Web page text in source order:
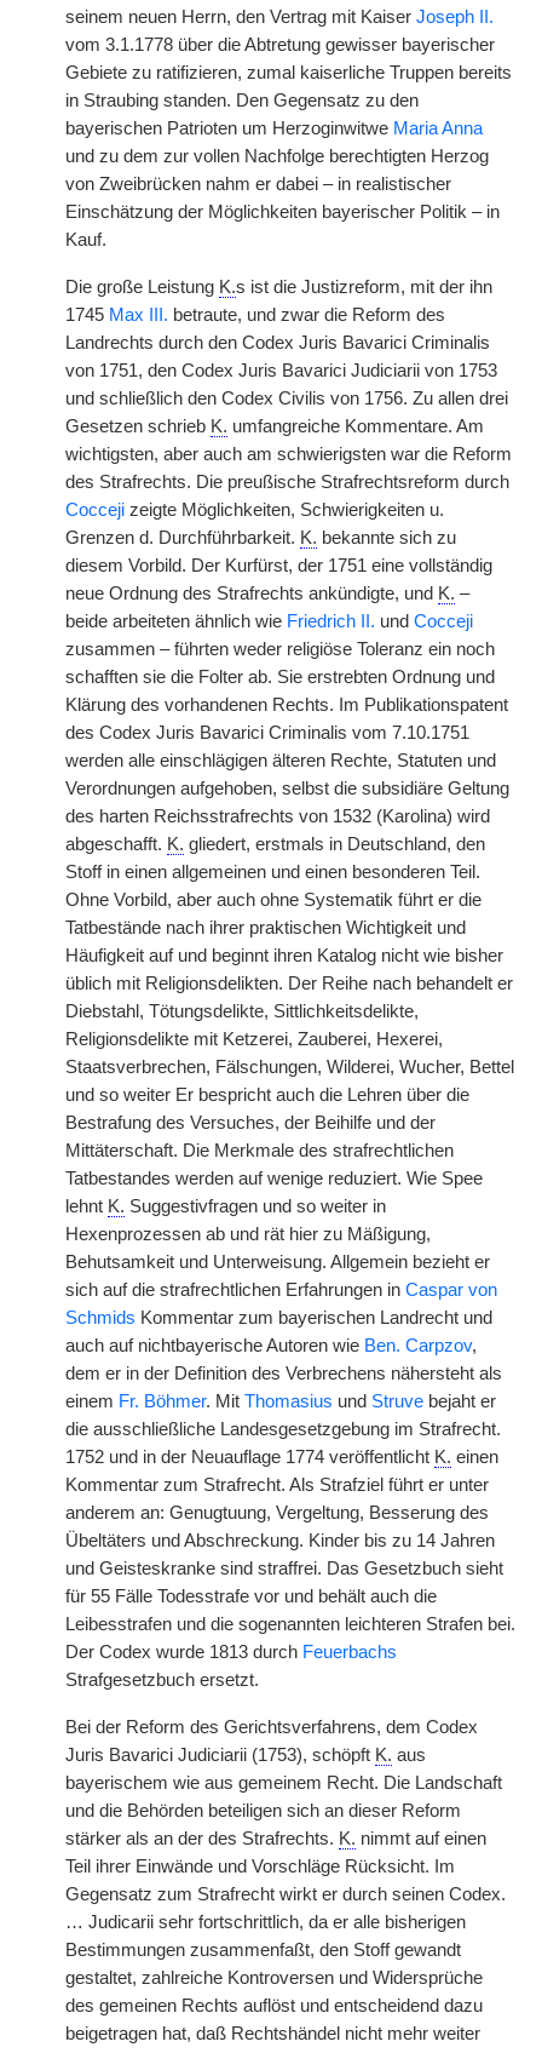
seinem neuen Herrn, den Vertrag mit Kaiser Joseph II.
vom 3.1.1778 über die Abtretung gewisser bayerischer
Gebiete zu ratifizieren, zumal kaiserliche Truppen bereits
in Straubing standen. Den Gegensatz zu den
bayerischen Patrioten um Herzoginwitwe Maria Anna
und zu dem zur vollen Nachfolge berechtigten Herzog
von Zweibrücken nahm er dabei – in realistischer
Einschätzung der Möglichkeiten bayerischer Politik – in
Kauf.
Die große Leistung K.s ist die Justizreform, mit der ihn
1745 Max III. betraute, und zwar die Reform des
Landrechts durch den Codex Juris Bavarici Criminalis
von 1751, den Codex Juris Bavarici Judiciarii von 1753
und schließlich den Codex Civilis von 1756. Zu allen drei
Gesetzen schrieb K. umfangreiche Kommentare. Am
wichtigsten, aber auch am schwierigsten war die Reform
des Strafrechts. Die preußische Strafrechtsreform durch
Cocceji zeigte Möglichkeiten, Schwierigkeiten u.
Grenzen d. Durchführbarkeit. K. bekannte sich zu
diesem Vorbild. Der Kurfürst, der 1751 eine vollständig
neue Ordnung des Strafrechts ankündigte, und K. –
beide arbeiteten ähnlich wie Friedrich II. und Cocceji
zusammen – führten weder religiöse Toleranz ein noch
schafften sie die Folter ab. Sie erstrebten Ordnung und
Klärung des vorhandenen Rechts. Im Publikationspatent
des Codex Juris Bavarici Criminalis vom 7.10.1751
werden alle einschlägigen älteren Rechte, Statuten und
Verordnungen aufgehoben, selbst die subsidiäre Geltung
des harten Reichsstrafrechts von 1532 (Karolina) wird
abgeschafft. K. gliedert, erstmals in Deutschland, den
Stoff in einen allgemeinen und einen besonderen Teil.
Ohne Vorbild, aber auch ohne Systematik führt er die
Tatbestände nach ihrer praktischen Wichtigkeit und
Häufigkeit auf und beginnt ihren Katalog nicht wie bisher
üblich mit Religionsdelikten. Der Reihe nach behandelt er
Diebstahl, Tötungsdelikte, Sittlichkeitsdelikte,
Religionsdelikte mit Ketzerei, Zauberei, Hexerei,
Staatsverbrechen, Fälschungen, Wilderei, Wucher, Bettel
und so weiter Er bespricht auch die Lehren über die
Bestrafung des Versuches, der Beihilfe und der
Mittäterschaft. Die Merkmale des strafrechtlichen
Tatbestandes werden auf wenige reduziert. Wie Spee
lehnt K. Suggestivfragen und so weiter in
Hexenprozessen ab und rät hier zu Mäßigung,
Behutsamkeit und Unterweisung. Allgemein bezieht er
sich auf die strafrechtlichen Erfahrungen in Caspar von
Schmids Kommentar zum bayerischen Landrecht und
auch auf nichtbayerische Autoren wie Ben. Carpzov,
dem er in der Definition des Verbrechens nähersteht als
einem Fr. Böhmer. Mit Thomasius und Struve bejaht er
die ausschließliche Landesgesetzgebung im Strafrecht.
1752 und in der Neuauflage 1774 veröffentlicht K. einen
Kommentar zum Strafrecht. Als Strafziel führt er unter
anderem an: Genugtuung, Vergeltung, Besserung des
Übeltäters und Abschreckung. Kinder bis zu 14 Jahren
und Geisteskranke sind straffrei. Das Gesetzbuch sieht
für 55 Fälle Todesstrafe vor und behält auch die
Leibesstrafen und die sogenannten leichteren Strafen bei.
Der Codex wurde 1813 durch Feuerbachs
Strafgesetzbuch ersetzt.
Bei der Reform des Gerichtsverfahrens, dem Codex
Juris Bavarici Judiciarii (1753), schöpft K. aus
bayerischem wie aus gemeinem Recht. Die Landschaft
und die Behörden beteiligen sich an dieser Reform
stärker als an der des Strafrechts. K. nimmt auf einen
Teil ihrer Einwände und Vorschläge Rücksicht. Im
Gegensatz zum Strafrecht wirkt er durch seinen Codex.
… Judicarii sehr fortschrittlich, da er alle bisherigen
Bestimmungen zusammenfaßt, den Stoff gewandt
gestaltet, zahlreiche Kontroversen und Widersprüche
des gemeinen Rechts auflöst und entscheidend dazu
beigetragen hat, daß Rechtshändel nicht mehr weiter